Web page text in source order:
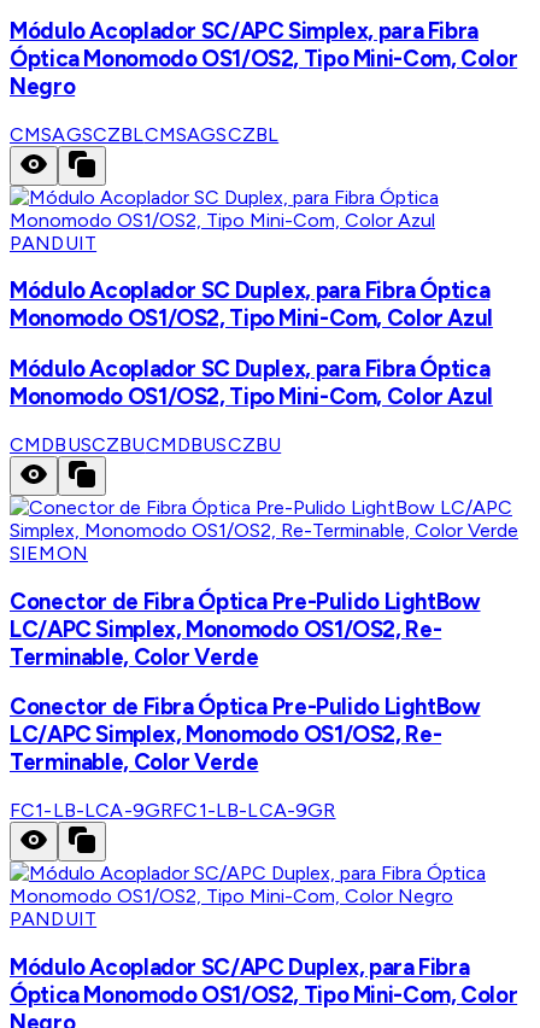
Módulo Acoplador SC/APC Simplex, para Fibra
Óptica Monomodo OS1/OS2, Tipo Mini-Com, Color
Negro
CMSAGSCZBLCMSAGSCZBL
PANDUIT
Módulo Acoplador SC Duplex, para Fibra Óptica
Monomodo OS1/OS2, Tipo Mini-Com, Color Azul
Módulo Acoplador SC Duplex, para Fibra Óptica
Monomodo OS1/OS2, Tipo Mini-Com, Color Azul
CMDBUSCZBUCMDBUSCZBU
SIEMON
Conector de Fibra Óptica Pre-Pulido LightBow
LC/APC Simplex, Monomodo OS1/OS2, Re-
Terminable, Color Verde
Conector de Fibra Óptica Pre-Pulido LightBow
LC/APC Simplex, Monomodo OS1/OS2, Re-
Terminable, Color Verde
FC1-LB-LCA-9GRFC1-LB-LCA-9GR
PANDUIT
Módulo Acoplador SC/APC Duplex, para Fibra
Óptica Monomodo OS1/OS2, Tipo Mini-Com, Color
Negro